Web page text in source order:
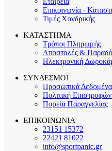
Επικοινωνία -
Τιμές Χονδρικής
ΚΑΤΑΣΤΗΜΑ
Τρόποι Πληρωμής
Αποστολές &
Ηλεκτρονική
ΣΥΝΔΕΣΜΟΙ
Προσωπικά
Πολιτική
Πορεία Παραγγελίας
ΕΠΙΚΟΙΝΩΝΙΑ
23151 15372
22421 81022
info@sportpanic.gr